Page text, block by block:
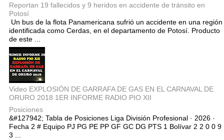
Reportan 19 fallecidos y 9 heridos en accidente de tránsito en
Potosí
Un bus de la flota Panamericana sufrió un accidente en una región
identificada como Cerdas, en el departamento de Potosí. Producto
de este ...
Video EXPLOSIÓN DE GARRAFA DE GAS EN EL CARNAVAL DE
ORURO 2018 1ER INFORME RADIO PIO XII
Posiciones
&#127942; Tabla de Posiciones Liga División Profesional · 2026 ·
Fecha 2 # Equipo PJ PG PE PP GF GC DG PTS 1 Bolívar 2 2 0 0 9
3 ...